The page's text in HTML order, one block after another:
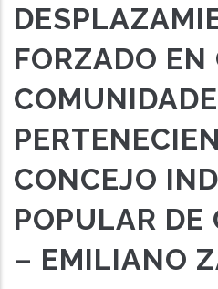
FORZADO EN
CONCEJO
POPULAR DE
– EMILIANO